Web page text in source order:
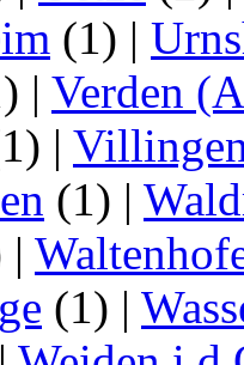
(1) |
| Verden
|
(1) |
|
(1) |